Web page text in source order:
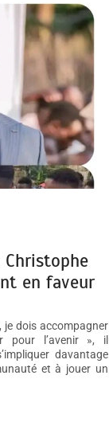
Christophe
en faveur
je dois accompagner
pour l’avenir », il
davantage
et à jouer un
la
février 2006
médias appelé à
de plus pour